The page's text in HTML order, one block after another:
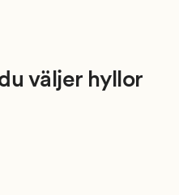
väljer hyllor